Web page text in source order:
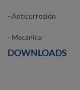
- Anticorrosión
- Mecánica
DOWNLOADS